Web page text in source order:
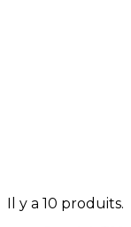
Il y a 10 produits.